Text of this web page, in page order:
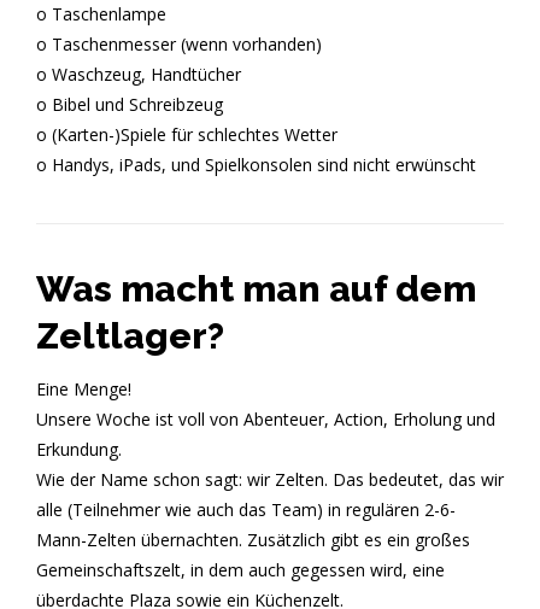
o Taschenlampe
o Taschenmesser (wenn vorhanden)
o Waschzeug, Handtücher
o Bibel und Schreibzeug
o (Karten-)Spiele für schlechtes Wetter
o Handys, iPads, und Spielkonsolen sind nicht erwünscht
Was macht man auf dem
Zeltlager?
Eine Menge!
Unsere Woche ist voll von Abenteuer, Action, Erholung und
Erkundung.
Wie der Name schon sagt: wir Zelten. Das bedeutet, das wir
alle (Teilnehmer wie auch das Team) in regulären 2-6-
Mann-Zelten übernachten. Zusätzlich gibt es ein großes
Gemeinschaftszelt, in dem auch gegessen wird, eine
überdachte Plaza sowie ein Küchenzelt.